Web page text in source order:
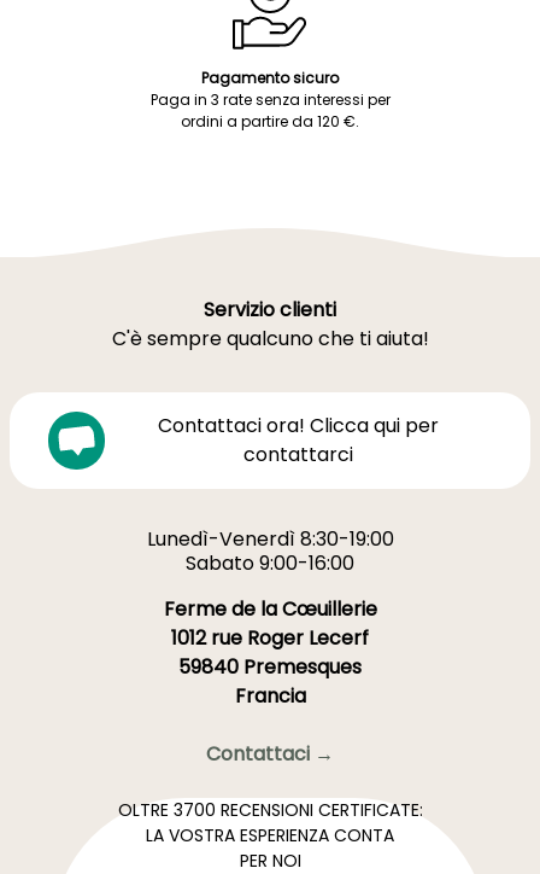
Pagamento sicuro
Paga in 3 rate senza interessi per
ordini a partire da 120 €.
Servizio clienti
C'è sempre qualcuno che ti aiuta!
Contattaci ora! Clicca qui per
contattarci
Lunedì-Venerdì 8:30-19:00
Sabato 9:00-16:00
Ferme de la Cœuillerie
1012 rue Roger Lecerf
59840 Premesques
Francia
Contattaci →
OLTRE 3700 RECENSIONI CERTIFICATE:
LA VOSTRA ESPERIENZA CONTA
PER NOI